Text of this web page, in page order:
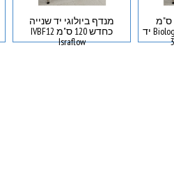
מנדף ביולוגי 120 ס"מ
Biological (Biohazard) Hood יד
מנדף ביולוגי יד שנייה
כחדש 120 ס"מ IVBF12
Israflow